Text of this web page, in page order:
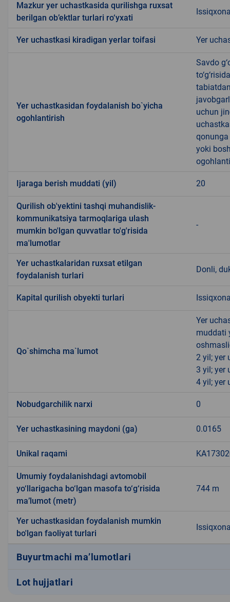
Mazkur yer uchastkasida qurilishga ruxsat
berilgan ob’ektlar turlari ro‘yxati
Issiqxona
Yer uchastkasi kiradigan yerlar toifasi Yer
Yer uchastkasidan foydalanish bo`yicha
ogohlantirish
Savdo
uchun
yoki
Ijaraga berish muddati (yil) 20
Qurilish ob'yektini tashqi muhandislik-
kommunikatsiya tarmoqlariga ulash
mumkin bo'lgan quvvatlar to'g'risida
ma'lumotlar
-
Yer uchastkalaridan ruxsat etilgan
foydalanish turlari
Donli,
Kapital qurilish obyekti turlari
Qo`shimcha ma`lumot
Yer
muddati
2 yil; yer
3 yil; yer
4 yil; yer
Nobudgarchilik narxi 0
Yer uchastkasining maydoni (ga) 0.0165
Unikal raqami
Umumiy foydalanishdagi avtomobil
yo‘llarigacha bo‘lgan masofa to‘g‘risida
ma’lumot (metr)
744 m
Yer uchastkasidan foydalanish mumkin
bo'lgan faoliyat turlari
Buyurtmachi ma’lumotlari
Lot hujjatlari